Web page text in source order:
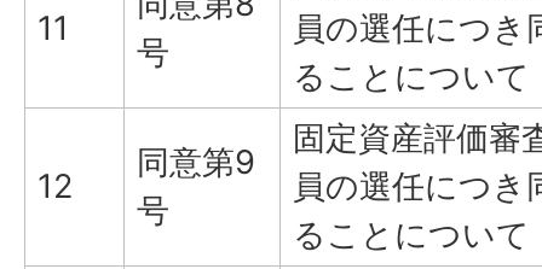
11
号
員の選任につき
ることについて
12
同意第9
号
固定資産評価審
員の選任につき
ることについて